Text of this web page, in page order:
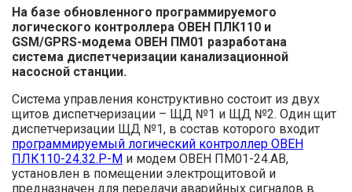
На базе обновленного программируемого
логического контроллера ОВЕН ПЛК110 и
GSM/GPRS-модема ОВЕН ПМ01 разработана
система диспетчеризации канализационной
насосной станции.
Система управления конструктивно состоит из двух
щитов диспетчеризации – ЩД №1 и ЩД №2. Один щит
диспетчеризации ЩД №1, в состав которого входит
программируемый логический контроллер ОВЕН
ПЛК110-24.32.Р-М и модем ОВЕН ПМ01-24.АВ,
установлен в помещении электрощитовой и
предназначен для передачи аварийных сигналов в